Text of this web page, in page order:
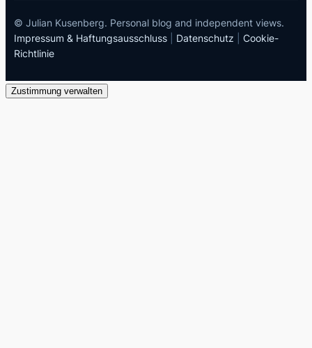
© Julian Kusenberg. Personal blog and independent views.
Impressum & Haftungsausschluss
Datenschutz
Cookie-
Richtlinie
Zustimmung verwalten